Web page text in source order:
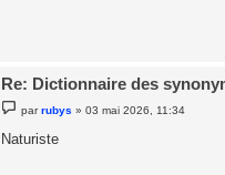
Re: Dictionnaire des
e
s
parrubys »03 mai 2026, 11:34
Naturiste